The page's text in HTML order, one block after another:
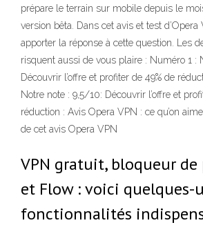
prépare le terrain sur mobile depuis le
version bêta. Dans cet avis et test
apporter la réponse à cette question. Les
risquent aussi de vous plaire : Numéro 1 :
Découvrir l’offre et profiter de 49% de
Notre note : 9,5/10: Découvrir l’offre et
réduction : Avis Opera VPN : ce qu’on
de cet avis Opera VPN
VPN gratuit, bloqueur
et Flow : voici quelques-
fonctionnalités